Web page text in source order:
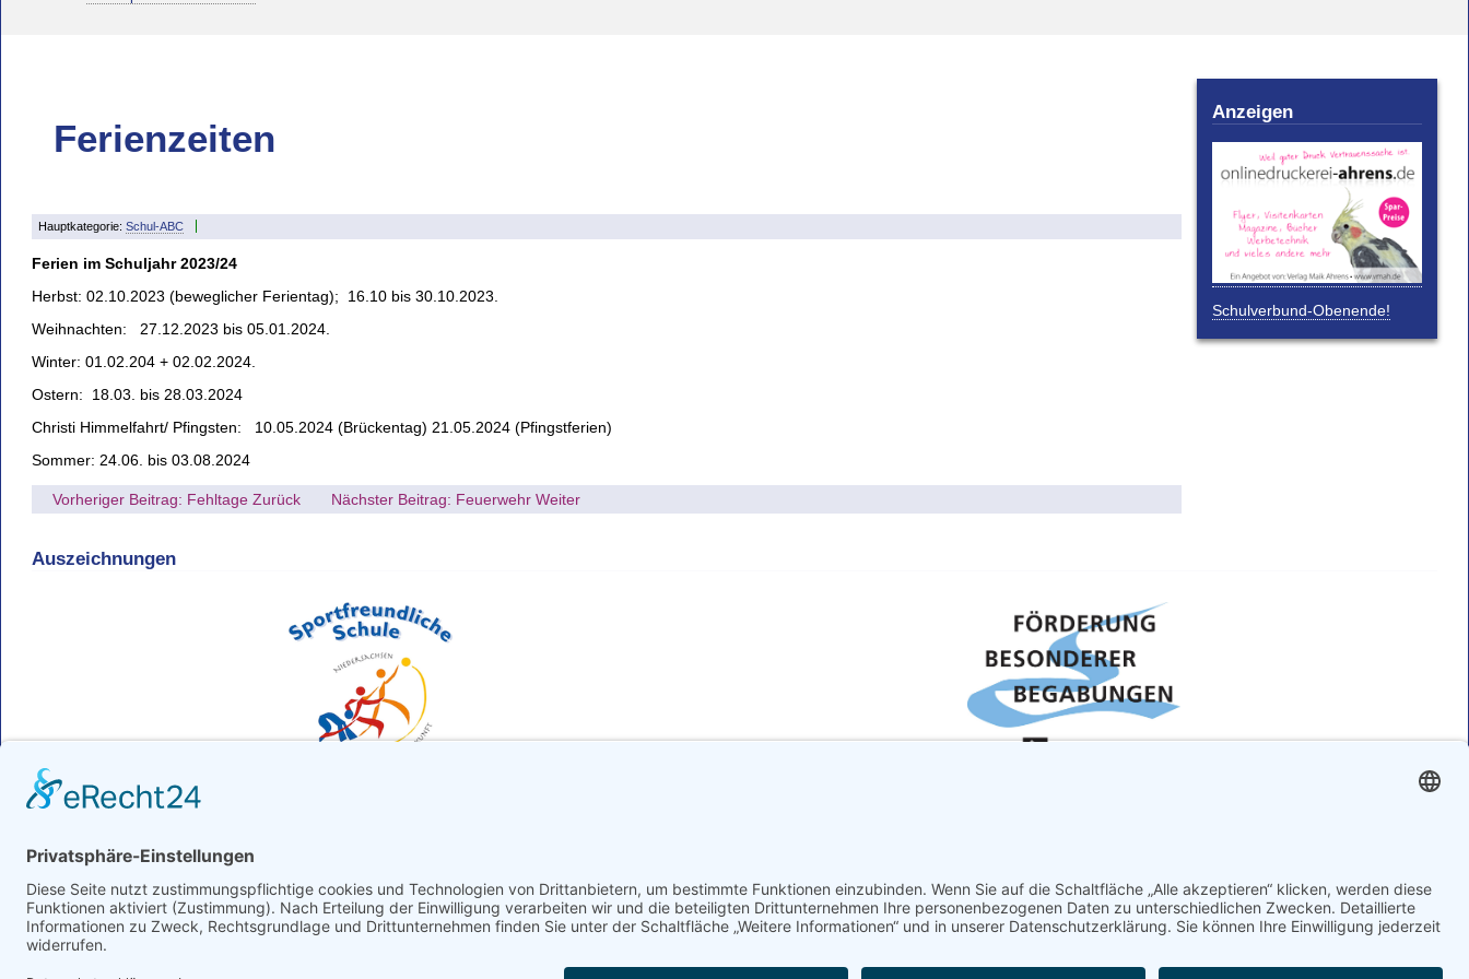
Ferienzeiten
Hauptkategorie: Schul-ABC
Ferien im Schuljahr 2023/24
Herbst: 02.10.2023 (beweglicher Ferientag); 16.10 bis 30.10.2023.
Weihnachten:
27.12.2023 bis 05.01.2024.
Winter: 01.02.204 + 02.02.2024.
Ostern: 18.03. bis 28.03.2024
Christi Himmelfahrt/ Pfingsten: 10.05.2024 (Brückentag) 21.05.2024 (Pfingstferien)
Sommer: 24.06. bis 03.08.2024
Vorheriger Beitrag: Fehltage Zurück Nächster Beitrag: Feuerwehr Weiter
Anzeigen
Schulverbund-Obenende!
Auszeichnungen